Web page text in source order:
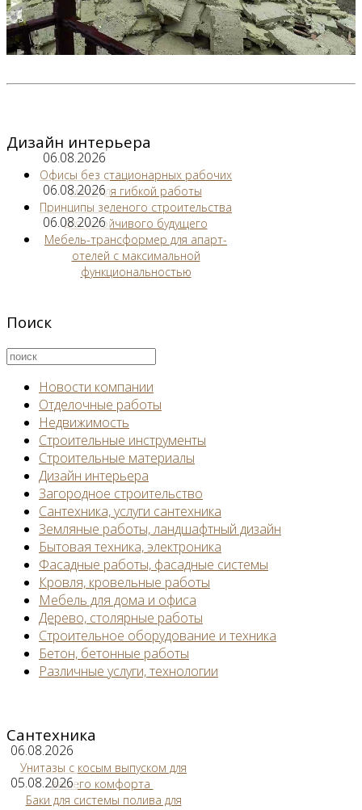
Дизайн интерьера
06.08.2026
Офисы без стационарных рабочих
мест для гибкой работы
06.08.2026
Принципы зеленого строительства
для устойчивого будущего
06.08.2026
Мебель-трансформер для апарт-
отелей с максимальной
функциональностью
Поиск
Новости компании
Отделочные работы
Недвижимость
Строительные инструменты
Строительные материалы
Дизайн интерьера
Загородное строительство
Сантехника, услуги сантехника
Земляные работы, ландшафтный дизайн
Бытовая техника, электроника
Фасадные работы, фасадные системы
Кровля, кровельные работы
Мебель для дома и офиса
Дерево, столярные работы
Строительное оборудование и техника
Бетон, бетонные работы
Различные услуги, технологии
Сантехника
06.08.2026
Унитазы с косым выпуском для
вашего комфорта
05.08.2026
Баки для системы полива для